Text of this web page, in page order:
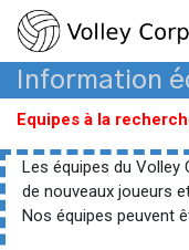
Information
Equipes à la
Les équipes du
de nouveaux joueurs
Nos équipes peuvent